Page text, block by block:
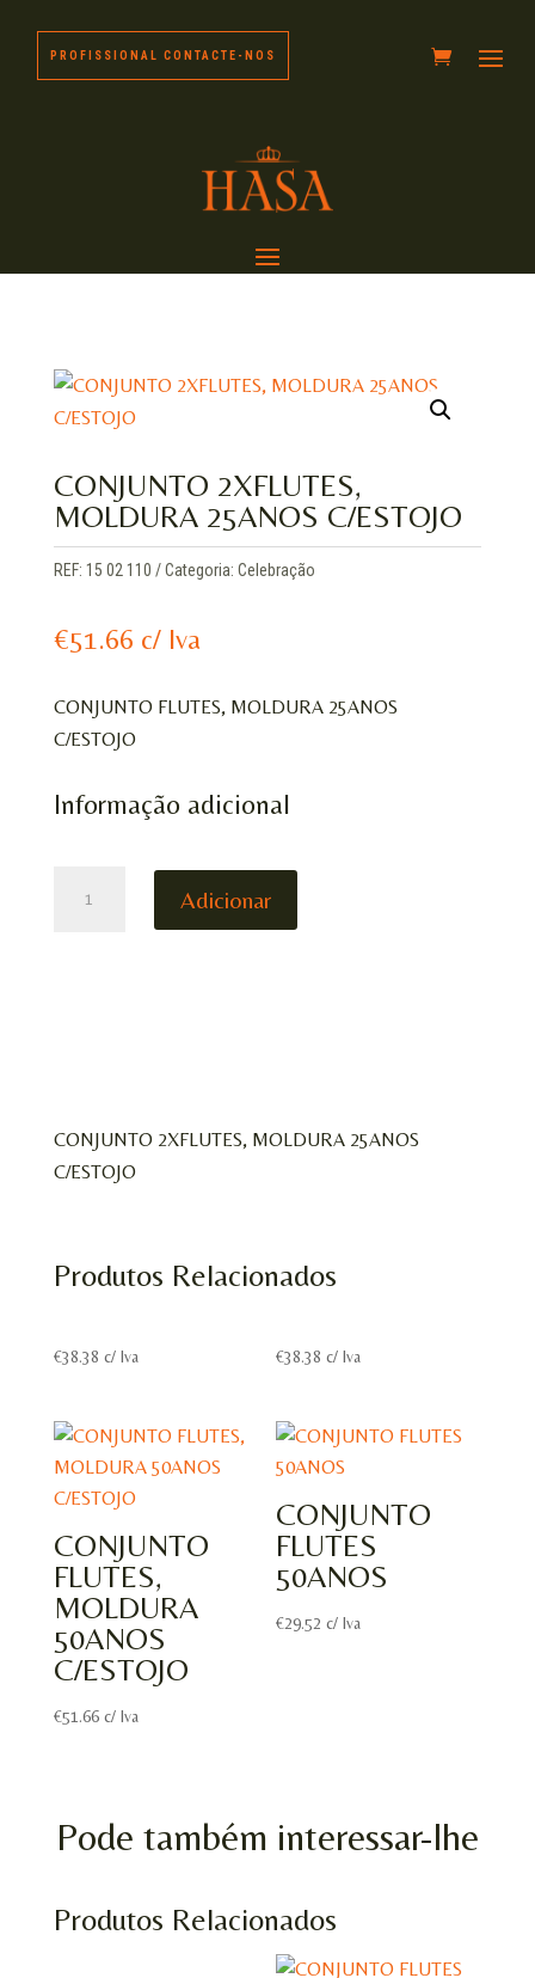
PROFISSIONAL CONTACTE-NOS
CONJUNTO 2XFLUTES,
MOLDURA 25ANOS C/ESTOJO
REF: 15 02 110 Categoria: Celebração
€51.66 c/ Iva
CONJUNTO FLUTES, MOLDURA 25ANOS
C/ESTOJO
Informação adicional
Adicionar
CONJUNTO 2XFLUTES, MOLDURA 25ANOS
C/ESTOJO
Produtos Relacionados
€38.38 c/ Iva €38.38 c/ Iva
CONJUNTO
FLUTES,
MOLDURA
50ANOS
C/ESTOJO
€51.66 c/ Iva
CONJUNTO
FLUTES
50ANOS
€29.52 c/ Iva
Pode também interessar-lhe
Produtos Relacionados